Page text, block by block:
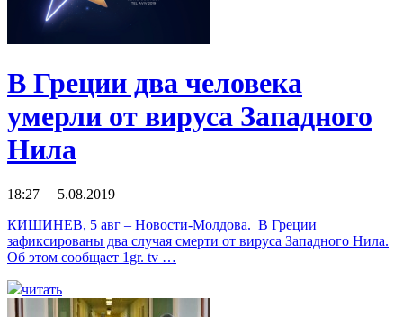
В Греции два человека
умерли от вируса Западного
Нила
18:27 5.08.2019
КИШИНЕВ, 5 авг – Новости-Молдова. В Греции
зафиксированы два случая смерти от вируса Западного Нила.
Об этом сообщает 1gr. tv …
читать